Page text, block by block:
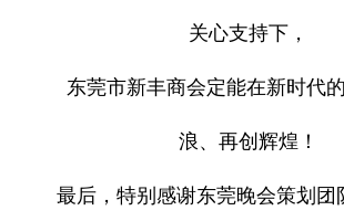
关心支持下，
东莞市新丰商会定能在新时代
浪、再创辉煌！
最后，特别感谢东莞晚会策划团